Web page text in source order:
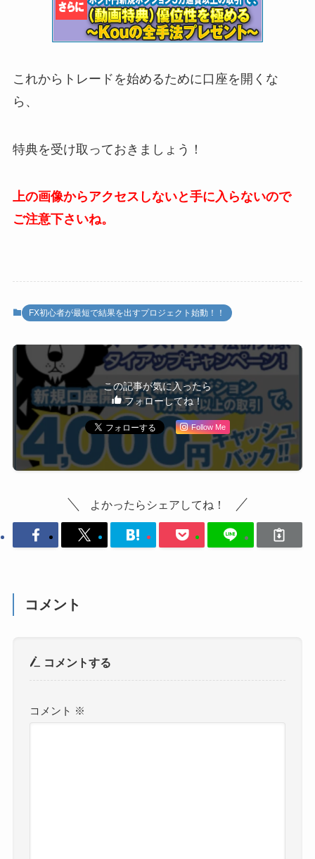
これからトレードを始めるために口座を開くな
ら、
特典を受け取っておきましょう！
上の画像からアクセスしないと手に入らないので
ご注意下さいね。
FX初心者が最短で結果を出すプロジェクト始動！！
この記事が気に入ったら
フォローしてね！
Follow Me
よかったらシェアしてね！
コメント
コメントする
コメント ※